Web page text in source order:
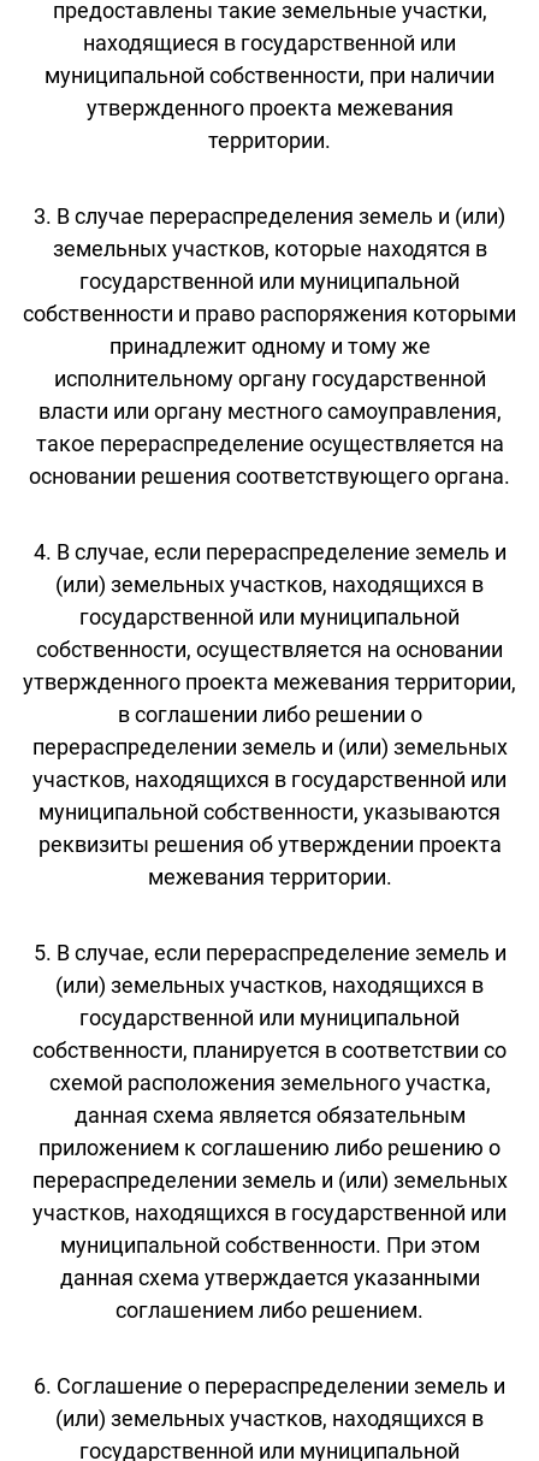
предоставлены такие земельные участки,
находящиеся в государственной или
муниципальной собственности, при наличии
утвержденного проекта межевания
территории.
3. В случае перераспределения земель и (или)
земельных участков, которые находятся в
государственной или муниципальной
собственности и право распоряжения которыми
принадлежит одному и тому же
исполнительному органу государственной
власти или органу местного самоуправления,
такое перераспределение осуществляется на
основании решения соответствующего органа.
4. В случае, если перераспределение земель и
(или) земельных участков, находящихся в
государственной или муниципальной
собственности, осуществляется на основании
утвержденного проекта межевания территории,
в соглашении либо решении о
перераспределении земель и (или) земельных
участков, находящихся в государственной или
муниципальной собственности, указываются
реквизиты решения об утверждении проекта
межевания территории.
5. В случае, если перераспределение земель и
(или) земельных участков, находящихся в
государственной или муниципальной
собственности, планируется в соответствии со
схемой расположения земельного участка,
данная схема является обязательным
приложением к соглашению либо решению о
перераспределении земель и (или) земельных
участков, находящихся в государственной или
муниципальной собственности. При этом
данная схема утверждается указанными
соглашением либо решением.
6. Соглашение о перераспределении земель и
(или) земельных участков, находящихся в
государственной или муниципальной